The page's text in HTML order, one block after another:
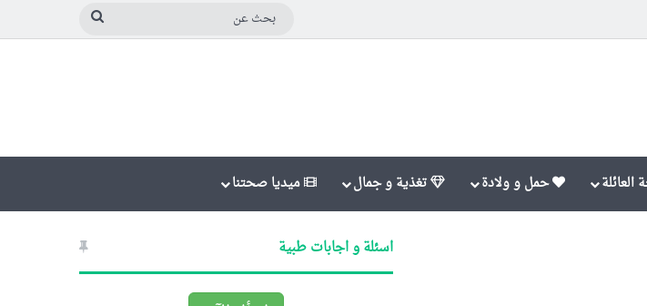
حمل و ولادة تغذية و جمال ميديا صحتنا
اسئلة و اجابات طبية